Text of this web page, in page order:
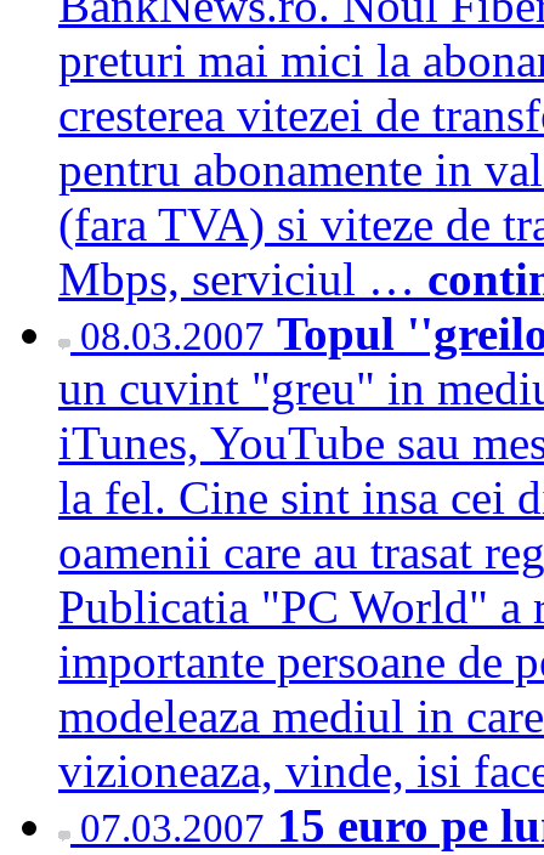
preturi mai mici la
cresterea vitezei de
pentru abonamente in
(fara TVA) si viteze de
Mbps, serviciul …
08.03.2007 Topul
un cuvint "greu" in
iTunes, YouTube sau
la fel. Cine sint insa cei
oamenii care au trasat
Publicatia "PC World" a
importante persoane de
modeleaza mediul in
vizioneaza, vinde, isi
07.03.2007 15 euro pe